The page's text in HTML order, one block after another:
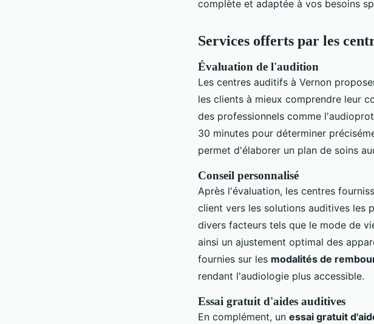
complète et adaptée à vos besoins
Services offerts par les
Évaluation de l'audition
Les centres auditifs à Vernon
les clients à mieux comprendre leur
des professionnels comme
30 minutes pour déterminer
permet d'élaborer un plan de soins
Conseil personnalisé
Après l'évaluation, les centres
client vers les solutions auditives les
divers facteurs tels que le mode de
ainsi un ajustement optimal des
fournies sur les modalités de
rendant l'audiologie plus accessible.
Essai gratuit d'aides auditives
En complément, un essai gratuit